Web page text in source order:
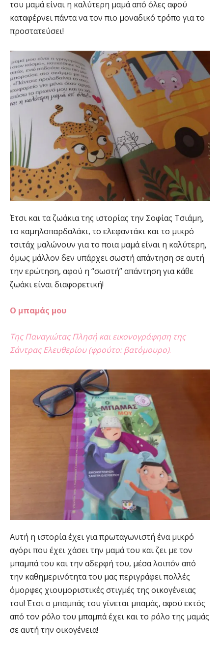
του μαμά είναι η καλύτερη μαμά από όλες αφού
καταφέρνει πάντα να τον πιο μοναδικό τρόπο για το
προστατεύσει!
Έτσι και τα ζωάκια της ιστορίας την Σοφίας Τσιάμη,
το καμηλοπαρδαλάκι, το ελεφαντάκι και το μικρό
τσιτάχ μαλώνουν για το ποια μαμά είναι η καλύτερη,
όμως μάλλον δεν υπάρχει σωστή απάντηση σε αυτή
την ερώτηση, αφού η “σωστή” απάντηση για κάθε
ζωάκι είναι διαφορετική!
Ο μπαμάς μου
Της Παναγιώτας Πλησή και εικονογράφηση της
Σάντρας Ελευθερίου (φρούτο: βατόμουρο).
Αυτή η ιστορία έχει για πρωταγωνιστή ένα μικρό
αγόρι που έχει χάσει την μαμά του και ζει με τον
μπαμπά του και την αδερφή του, μέσα λοιπόν από
την καθημερινότητα του μας περιγράφει πολλές
όμορφες χιουμοριστικές στιγμές της οικογένειας
του! Έτσι ο μπαμπάς του γίνεται μπαμάς, αφού εκτός
από τον ρόλο του μπαμπά έχει και το ρόλο της μαμάς
σε αυτή την οικογένεια!